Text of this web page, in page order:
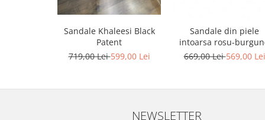
Sandale Khaleesi Black
Patent
719,00 Lei599,00 Lei
Sandale din piele
intoarsa rosu-
669,00 Lei569,00 Lei
NEWSLETTER